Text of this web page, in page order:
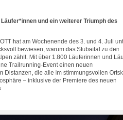
und ein weiterer Triumph des
hat am Wochenende des 3. und 4. Juli
bewiesen, warum das Stubaital zu den
zählt. Mit über 1.800 Läuferinnen und
Trailrunning-Event einen neuen
Distanzen, die alle im stimmungsvollen
– inklusive der Premiere des neuen